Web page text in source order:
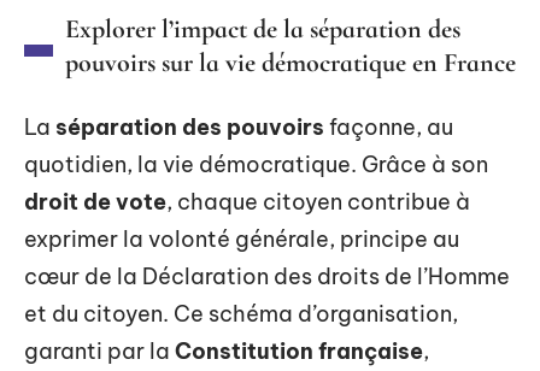
Explorer l’impact de la séparation des
pouvoirs sur la vie démocratique en France
La séparation des pouvoirs façonne, au
quotidien, la vie démocratique. Grâce à son
droit de vote, chaque citoyen contribue à
exprimer la volonté générale, principe au
cœur de la Déclaration des droits de l’Homme
et du citoyen. Ce schéma d’organisation,
garanti par la Constitution française,